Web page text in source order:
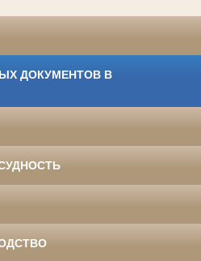
ДОКУМЕНТОВ В